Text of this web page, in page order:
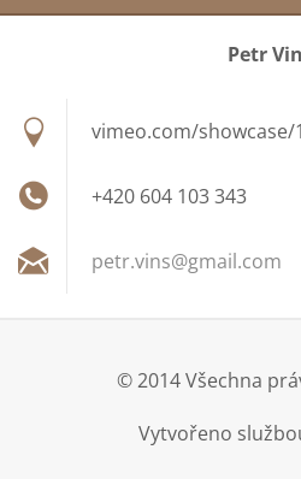
Petr
vimeo.com/showcase/
+420 604 103 343
petr.vins@gmail.com
© 2014 Všechna
Vytvořeno